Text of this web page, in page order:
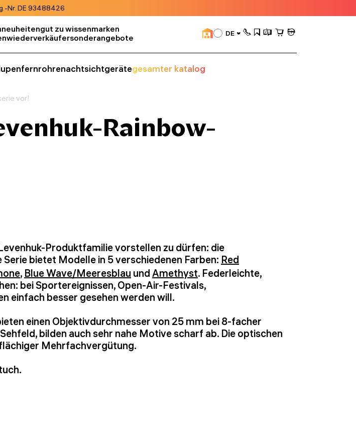
Nr. DE 93488426
neuheitengut zu wissenmarken
wiederverkäufersonderangebote DE
fernrohrenachtsichtgerätegesamter katalog
vor!
Rainbow-
Produktfamilie vorstellen zu dürfen: die
Serie bietet Modelle in 5 verschiedenen Farben: Red
, Blue Wave/Meeresblau und Amethyst. Federleichte,
bei Sportereignissen, Open-Air-Festivals,
einfach besser gesehen werden will.
einen Objektivdurchmesser von 25 mm bei 8-facher
bilden auch sehr nahe Motive scharf ab. Die optischen
Mehrfachvergütung.